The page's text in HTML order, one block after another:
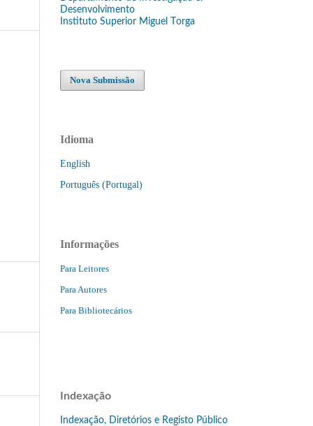
Desenvolvimento
Instituto Superior Miguel Torga
Nova Submissão
Idioma
English
Português (Portugal)
Informações
Para Leitores
Para Autores
Para Bibliotecários
Indexação
Indexação, Diretórios e Registo Público